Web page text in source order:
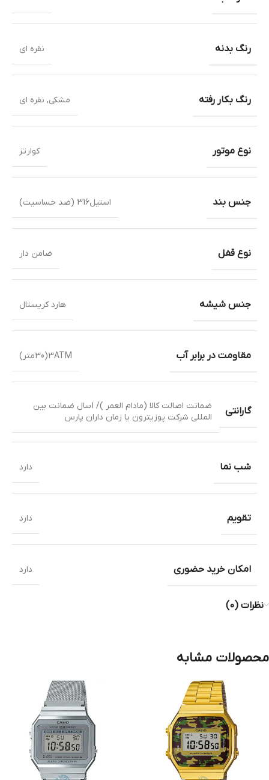
رنگ بدنه نقره ای
رنگ بکار رفته مشکی, نقره ای
نوع موتور کوارتز
جنس بند استیل316 (ضد حساسیت)
نوع قفل ضامن دار
جنس شیشه هارد کریستال
مقاومت در برابر آب 3ATM(30متر)
گارانتی
ضمانت اصالت کالا (مادام العمر )/ 1سال ضمانت بین
المللی شرکت پوزیترون یا زمان داران پارس
شب نما دارد
تقویم دارد
امکان خرید حضوری دارد
نظرات (0)
محصولات مشابه